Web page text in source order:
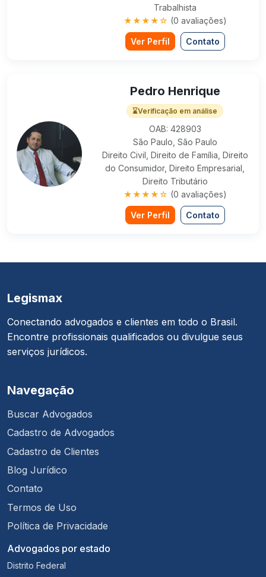
Trabalhista
★★★★☆ (0 avaliações)
Ver Perfil Contato
Pedro Henrique
⌛Verificação em análise
OAB: 428903
São Paulo, São Paulo
Direito Civil, Direito de Família, Direito
do Consumidor, Direito Empresarial,
Direito Tributário
★★★★☆ (0 avaliações)
Ver Perfil Contato
Legismax
Conectando advogados e clientes em todo o Brasil.
Encontre profissionais qualificados ou divulgue seus
serviços jurídicos.
Navegação
Buscar Advogados
Cadastro de Advogados
Cadastro de Clientes
Blog Jurídico
Contato
Termos de Uso
Política de Privacidade
Advogados por estado
Distrito Federal